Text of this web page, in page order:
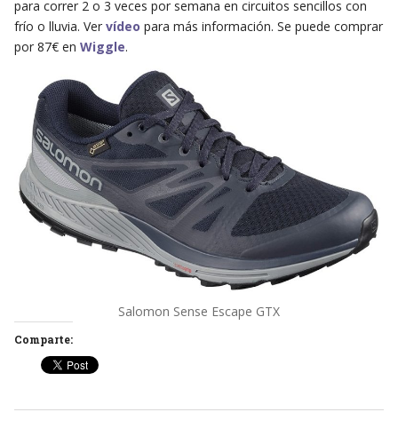
para correr 2 o 3 veces por semana en circuitos sencillos con
frío o lluvia. Ver vídeo para más información. Se puede comprar
por 87€ en Wiggle.
Salomon Sense Escape GTX
Comparte: